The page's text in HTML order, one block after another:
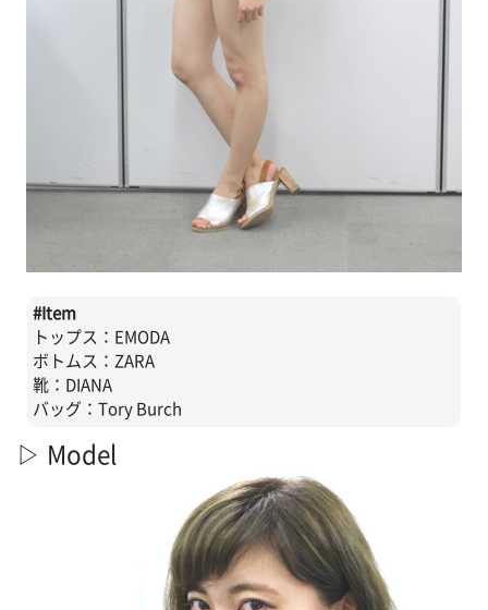
#Item
トップス：EMODA
ボトムス：ZARA
靴：DIANA
バッグ：Tory Burch
▷ Model